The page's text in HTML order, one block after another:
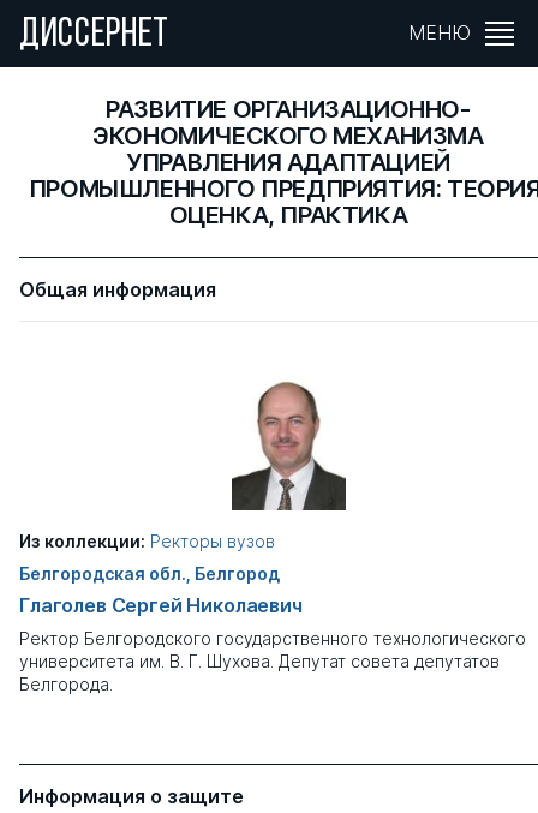
ДИССЕРНЕТ МЕНЮ
РАЗВИТИЕ ОРГАНИЗАЦИОННО-
ЭКОНОМИЧЕСКОГО МЕХАНИЗМА
УПРАВЛЕНИЯ АДАПТАЦИЕЙ
ПРОМЫШЛЕННОГО ПРЕДПРИЯТИЯ:
ОЦЕНКА, ПРАКТИКА
Общая информация
Из коллекции: Ректоры вузов
Белгородская обл., Белгород
Глаголев Сергей Николаевич
Ректор Белгородского государственного технологического
университета им. В. Г. Шухова. Депутат совета депутатов
Белгорода.
Информация о защите